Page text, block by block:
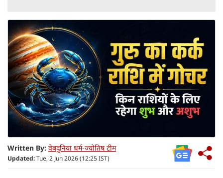
Written By: वेबदुनिया धर्म-ज्योतिष टीम
Updated:Tue, 2 Jun 2026 (12:25 IST)